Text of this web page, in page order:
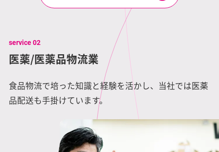
service 02
医薬/医薬品物流業
食品物流で培った知識と経験を活かし、当社では医薬
品配送も手掛けています。